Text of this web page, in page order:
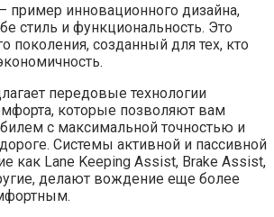
пример инновационного дизайна,
стиль и функциональность. Это
поколения, созданный для тех, кто
передовые технологии
которые позволяют вам
с максимальной точностью и
Системы активной и пассивной
как Lane Keeping Assist, Brake Assist,
делают вождение еще более